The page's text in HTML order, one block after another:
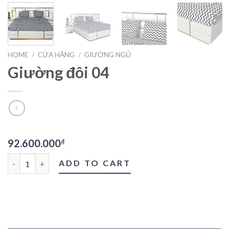
HOME / CỬA HÀNG / GIƯỜNG NGỦ
Giường đôi 04
92.600.000₫
Giường đôi 04 quantityADD TO CART